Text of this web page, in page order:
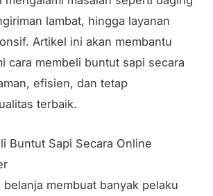
lambat, hingga layanan
Artikel ini akan membantu
cara membeli buntut sapi secara
efisien, dan tetap
terbaik.
Buntut Sapi Secara Online
belanja membuat banyak pelaku